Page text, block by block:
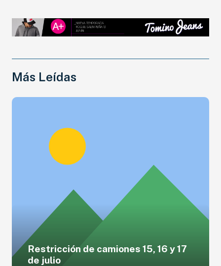
Más Leídas
Restricción de camiones 15, 16 y 17
de julio